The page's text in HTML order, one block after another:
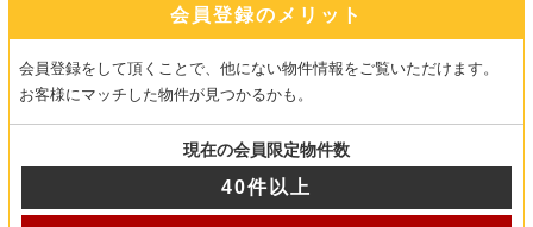
会員登録のメリット
会員登録をして頂くことで、他にない物件情報をご覧いただけます。
お客様にマッチした物件が見つかるかも。
現在の会員限定物件数
40件以上